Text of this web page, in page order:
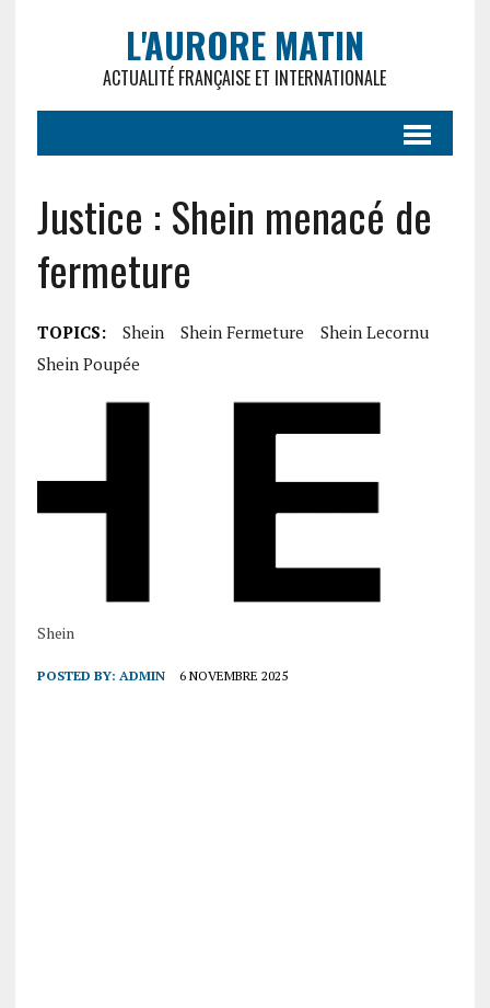
L'AURORE MATIN
ACTUALITÉ FRANÇAISE ET INTERNATIONALE
Justice : Shein menacé de
fermeture
TOPICS: Shein Shein Fermeture
Shein Lecornu
Shein Poupée
Shein
POSTED BY: ADMIN 6 NOVEMBRE 2025